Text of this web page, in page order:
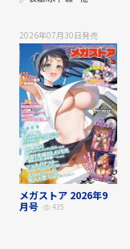
2026年07月30日発売
メガストア 2026年9
月号
435